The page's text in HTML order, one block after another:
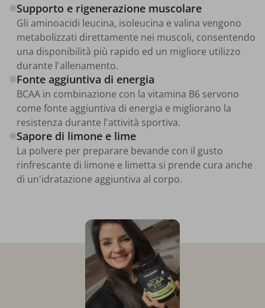
Supporto e rigenerazione muscolare
Gli aminoacidi leucina, isoleucina e valina vengono
metabolizzati direttamente nei muscoli, consentendo
una disponibilità più rapido ed un migliore utilizzo
durante l'allenamento.
Fonte aggiuntiva di energia
BCAA in combinazione con la vitamina B6 servono
come fonte aggiuntiva di energia e migliorano la
resistenza durante l'attività sportiva.
Sapore di limone e lime
La polvere per preparare bevande con il gusto
rinfrescante di limone e limetta si prende cura anche
di un'idratazione aggiuntiva al corpo.